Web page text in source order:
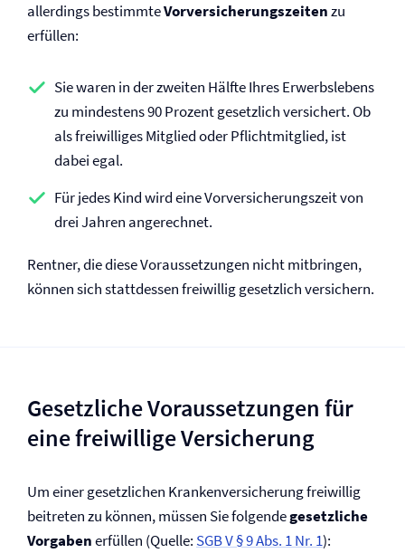
allerdings bestimmteVor­versicherungszeitenzu
erfüllen:
Sie waren in der zweiten Hälfte Ihres Erwerbslebens
zu mindestens 90 Prozent gesetzlich versichert. Ob
als freiwilliges Mitglied oder Pflichtmitglied, ist
dabei egal.
Für jedes Kind wird eine Vor­versicherungszeit von
drei Jahren angerechnet.
Rentner, die diese Voraussetzungen nicht mitbringen,
können sich stattdessen freiwillig gesetzlich versichern.
Gesetzliche Voraussetzungen für
eine freiwillige Versicherung
Um einer gesetzlichen Kranken­versicherung freiwillig
beitreten zu können, müssen Sie folgendegesetzliche
Vorgabenerfüllen (Quelle: SGB V § 9 Abs. 1 Nr. 1):